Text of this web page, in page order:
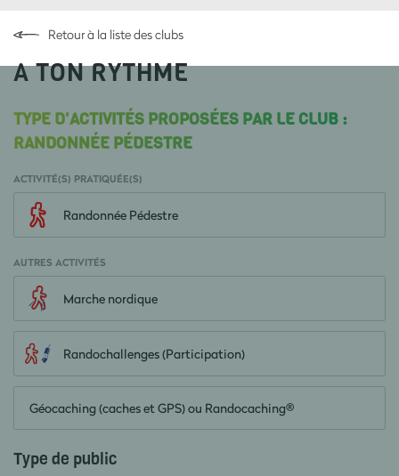
Retour à la liste des clubs
A TON RYTHME
TYPE D'ACTIVITÉS PROPOSÉES PAR LE CLUB :
RANDONNÉE PÉDESTRE
ACTIVITÉ(S) PRATIQUÉE(S)
Randonnée Pédestre
AUTRES ACTIVITÉS
Marche nordique
Randochallenges (Participation)
Géocaching (caches et GPS) ou Randocaching®
Type de public